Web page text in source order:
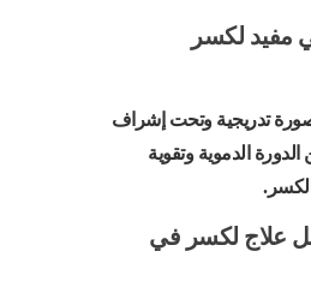
مفيد لكسر
تدريجية وتحت إشراف
الدموية وتقوية
الكسر.
علاج لكسر في